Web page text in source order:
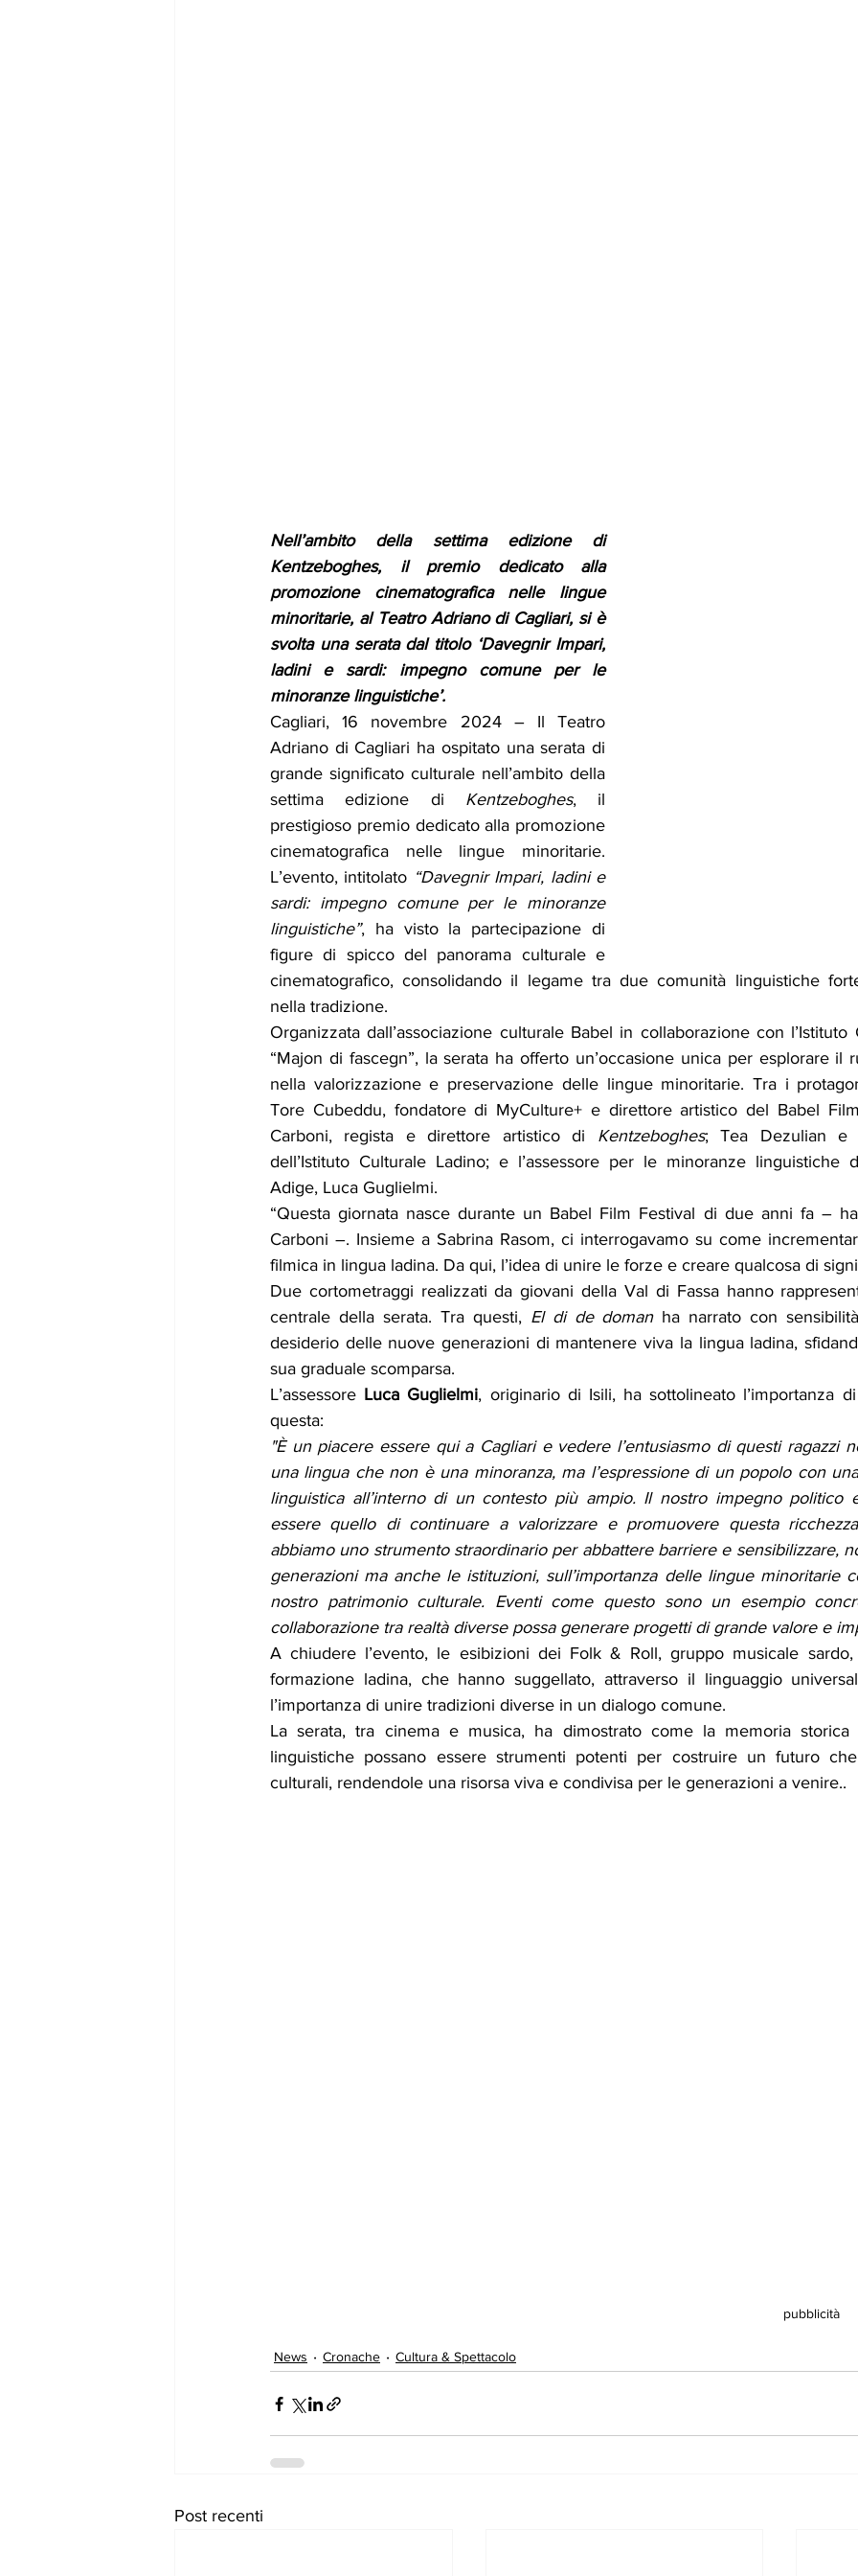
Nell’ambito della settima edizione di
Kentzeboghes, il premio dedicato alla
promozione cinematografica nelle lingue
minoritarie, al Teatro Adriano di Cagliari, si è
svolta una serata dal titolo ‘Davegnir Impari,
ladini e sardi: impegno comune per le
minoranze linguistiche’.
Cagliari, 16 novembre 2024 – Il Teatro
Adriano di Cagliari ha ospitato una serata di
grande significato culturale nell’ambito della
settima edizione di Kentzeboghes, il
prestigioso premio dedicato alla promozione
cinematografica nelle lingue minoritarie.
L’evento, intitolato “Davegnir Impari, ladini e
sardi: impegno comune per le minoranze
linguistiche”, ha visto la partecipazione di
figure di spicco del panorama culturale e
cinematografico, consolidando il legame tra due comunità linguistiche
nella tradizione.
Organizzata dall’associazione culturale Babel in collaborazione con l’Istituto
“Majon di fascegn”, la serata ha offerto un’occasione unica per esplorare il
nella valorizzazione e preservazione delle lingue minoritarie. Tra i
Tore Cubeddu, fondatore di MyCulture+ e direttore artistico del Babel
Carboni, regista e direttore artistico di Kentzeboghes; Tea Dezulian e
dell’Istituto Culturale Ladino; e l’assessore per le minoranze linguistiche
Adige, Luca Guglielmi.
“Questa giornata nasce durante un Babel Film Festival di due anni fa –
Carboni –. Insieme a Sabrina Rasom, ci interrogavamo su come
filmica in lingua ladina. Da qui, l’idea di unire le forze e creare qualcosa di
Due cortometraggi realizzati da giovani della Val di Fassa hanno
centrale della serata. Tra questi, El di de doman ha narrato con
desiderio delle nuove generazioni di mantenere viva la lingua ladina,
sua graduale scomparsa.
L’assessore Luca Guglielmi, originario di Isili, ha sottolineato l’importanza
questa:
"È un piacere essere qui a Cagliari e vedere l’entusiasmo di questi ragazzi
una lingua che non è una minoranza, ma l’espressione di un popolo con
linguistica all’interno di un contesto più ampio. Il nostro impegno politico
essere quello di continuare a valorizzare e promuovere questa
abbiamo uno strumento straordinario per abbattere barriere e sensibilizzare,
generazioni ma anche le istituzioni, sull’importanza delle lingue minoritarie
nostro patrimonio culturale. Eventi come questo sono un esempio
collaborazione tra realtà diverse possa generare progetti di grande valore e
A chiudere l’evento, le esibizioni dei Folk & Roll, gruppo musicale
formazione ladina, che hanno suggellato, attraverso il linguaggio
l’importanza di unire tradizioni diverse in un dialogo comune.
La serata, tra cinema e musica, ha dimostrato come la memoria
linguistiche possano essere strumenti potenti per costruire un futuro
culturali, rendendole una risorsa viva e condivisa per le generazioni a
pubblicità
News Cronache Cultura & Spettacolo
Post recenti